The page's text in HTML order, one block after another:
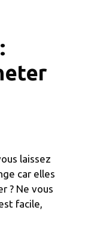
laissez
car elles
? Ne vous
facile,